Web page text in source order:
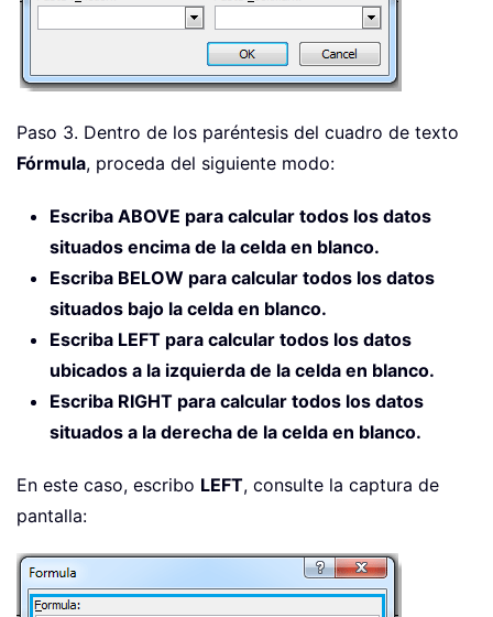
Paso 3. Dentro de los paréntesis del cuadro de texto
Fórmula, proceda del siguiente modo:
Escriba ABOVE para calcular todos los datos
situados encima de la celda en blanco.
Escriba BELOW para calcular todos los datos
situados bajo la celda en blanco.
Escriba LEFT para calcular todos los datos
ubicados a la izquierda de la celda en blanco.
Escriba RIGHT para calcular todos los datos
situados a la derecha de la celda en blanco.
En este caso, escribo LEFT, consulte la captura de
pantalla: